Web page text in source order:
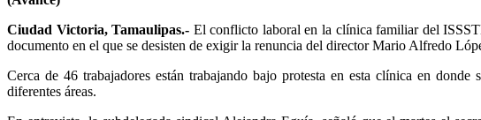
Ciudad Victoria, Tamaulipas.- El conflicto laboral en la clínica familiar del
documento en el que se desisten de exigir la renuncia del director Mario Alfredo
Cerca de 46 trabajadores están trabajando bajo protesta en esta clínica en
diferentes áreas.